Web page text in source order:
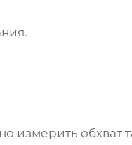
измерить обхват